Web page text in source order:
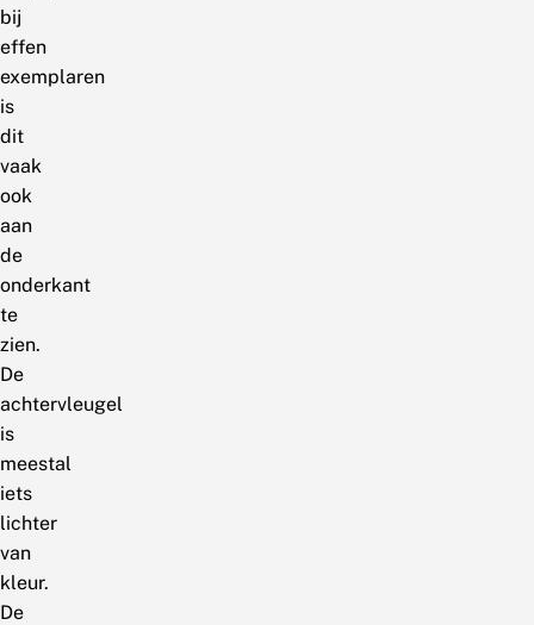
bij
effen
exemplaren
is
dit
vaak
ook
aan
de
onderkant
te
zien.
De
achtervleugel
is
meestal
iets
lichter
van
kleur.
De